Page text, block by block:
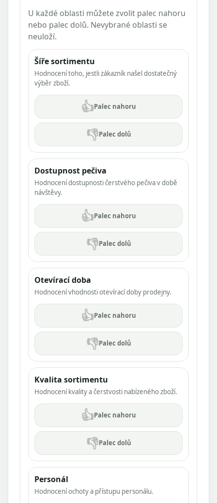
U každé oblasti můžete zvolit palec nahoru
nebo palec dolů. Nevybrané oblasti se
neuloží.
Šíře sortimentu
Hodnocení toho, jestli zákazník našel dostatečný
výběr zboží.
👍Palec nahoru
👎Palec dolů
Dostupnost pečiva
Hodnocení dostupnosti čerstvého pečiva v době
návštěvy.
👍Palec nahoru
👎Palec dolů
Otevírací doba
Hodnocení vhodnosti otevírací doby prodejny.
👍Palec nahoru
👎Palec dolů
Kvalita sortimentu
Hodnocení kvality a čerstvosti nabízeného zboží.
👍Palec nahoru
👎Palec dolů
Personál
Hodnocení ochoty a přístupu personálu.